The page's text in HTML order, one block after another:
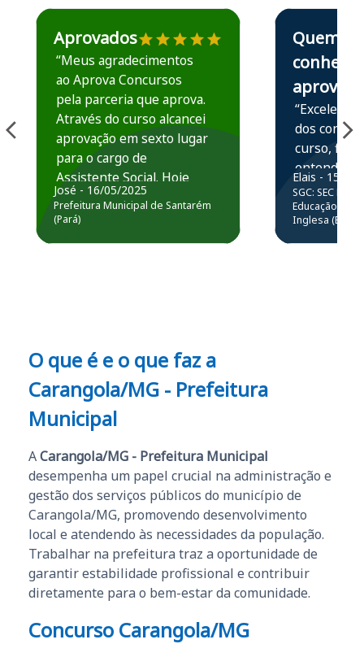
Estudante José recomenda o Aprova Concursos em
Aprovados
“Meus agradecimentos
ao Aprova Concursos
pela parceria que aprova.
Através do curso alcancei
aprovação em sexto lugar
para o cargo de
Assistente Social. Hoje
estou atuando na
Prefeitura de Santarém.
José - 16/05/2025
Prefeitura Municipal de Santarém
(Pará)
Estudante Elais
Quem
conhece,
aprova
“Excelente
dos
curso,
entender e
prática
resolução
questões.”
Elais - 15/07/
SGC: SEC BA
Educação
Inglesa (Edital
O que é e o que faz a
Carangola/MG - Prefeitura
Municipal
ACarangola/MG - Prefeitura Municipal
desempenha um papel crucial na administração e
gestão dos serviços públicos do município de
Carangola/MG, promovendo desenvolvimento
local e atendendo às necessidades da população.
Trabalhar na prefeitura traz a oportunidade de
garantir estabilidade profissional e contribuir
diretamente para o bem-estar da comunidade.
Concurso Carangola/MG